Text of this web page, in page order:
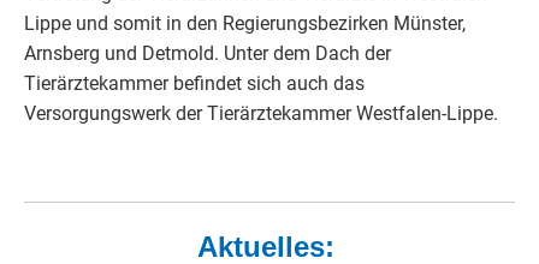
Lippe und somit in den Regierungsbezirken Münster,
Arnsberg und Detmold. Unter dem Dach der
Tierärztekammer befindet sich auch das
Versorgungswerk der Tierärztekammer Westfalen-Lippe.
Aktuelles: